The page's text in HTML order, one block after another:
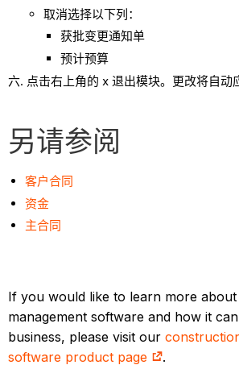
取消选择以下列：
获批变更通知单
预计预算
点击右上角的 x 退出模块。更改将自动
另请参阅
客户合同
资金
主合同
If you would like to learn more
management software and how it
business, please visit our
software product page
.